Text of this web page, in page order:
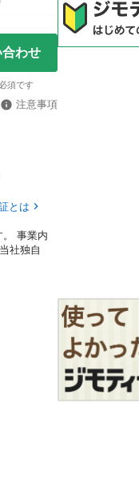
わせ
須です
注意事項
とは
。 事業内
社独自